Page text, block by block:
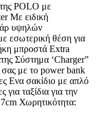
POLO με
Με ειδική
υψηλών
εσωτερική θέση για
μπροστά Extra
Σύστημα ‘Charger”
σας με το power bank
Ενα σακίδιο με απλό
για ταξίδια για την
Χωρητικότητα: